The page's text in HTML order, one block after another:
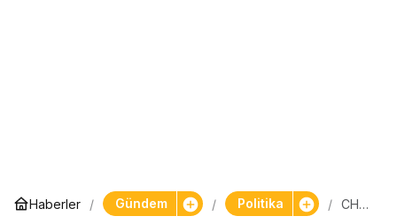
Haberler Gündem Politika
CHP’l